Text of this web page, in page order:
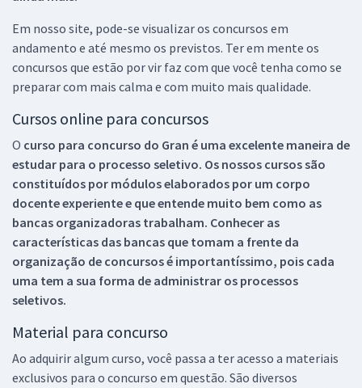
Em nosso site, pode-se visualizar os concursos em
andamento e até mesmo os previstos. Ter em mente os
concursos que estão por vir faz com que você tenha como se
preparar com mais calma e com muito mais qualidade.
Cursos online para concursos
O curso para concurso do Gran é uma excelente maneira de
estudar para o processo seletivo. Os nossos cursos são
constituídos por módulos elaborados por um corpo
docente experiente e que entende muito bem como as
bancas organizadoras trabalham. Conhecer as
características das bancas que tomam a frente da
organização de concursos é importantíssimo, pois cada
uma tem a sua forma de administrar os processos
seletivos.
Material para concurso
Ao adquirir algum curso, você passa a ter acesso a materiais
exclusivos para o concurso em questão. São diversos